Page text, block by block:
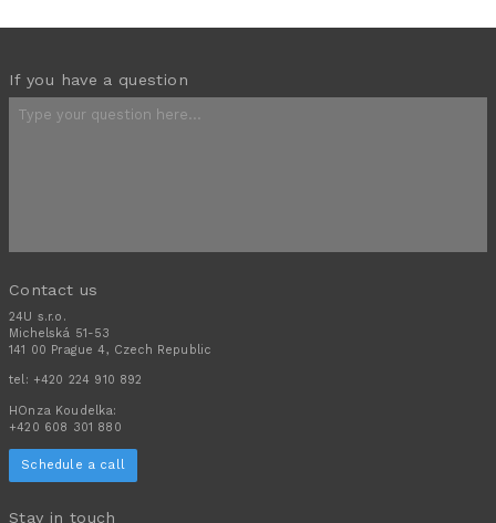
If you have a question
Contact us
24U s.r.o.
Michelská 51-53
141 00 Prague 4, Czech Republic
tel: +420 224 910 892
HOnza Koudelka:
+420 608 301 880
Schedule a call
Stay in touch